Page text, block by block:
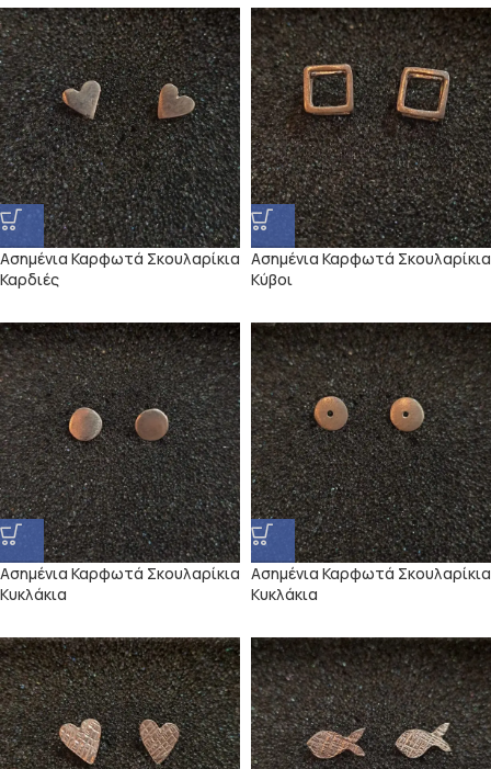
Ασημένια Καρφωτά Σκουλαρίκια
Καρδιές
Ασημένια Καρφωτά Σκουλαρίκια
Κύβοι
Ασημένια Καρφωτά Σκουλαρίκια
Κυκλάκια
Ασημένια Καρφωτά Σκουλαρίκια
Κυκλάκια